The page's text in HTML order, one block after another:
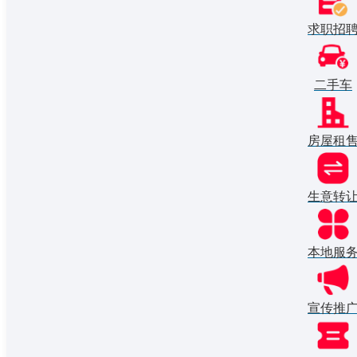
求职招
二手车
房屋租售
生意转让
本地服务
宣传推